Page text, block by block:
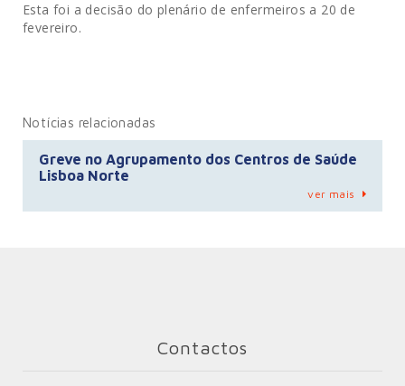
Esta foi a decisão do plenário de enfermeiros a 20 de
fevereiro.
Notícias relacionadas
Greve no Agrupamento dos Centros de Saúde
Lisboa Norte
ver mais
Contactos